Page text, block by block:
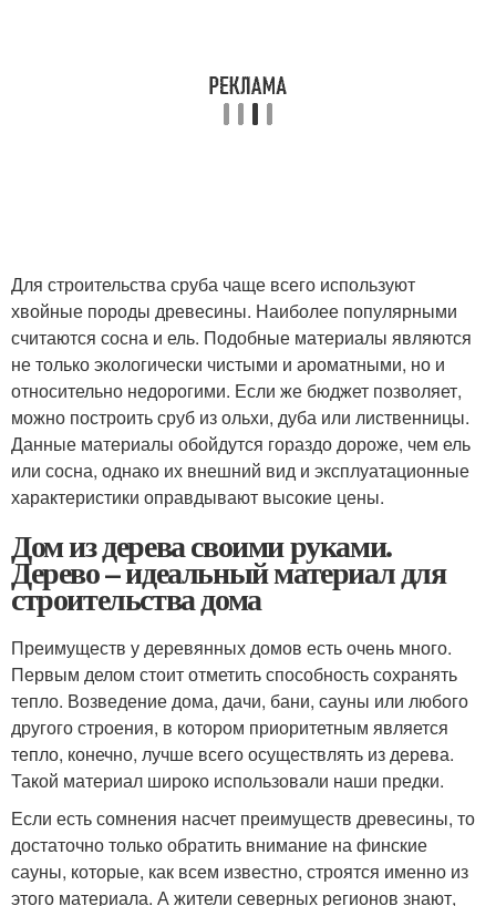
Для строительства сруба чаще всего используют
хвойные породы древесины. Наиболее популярными
считаются сосна и ель. Подобные материалы являются
не только экологически чистыми и ароматными, но и
относительно недорогими. Если же бюджет позволяет,
можно построить сруб из ольхи, дуба или лиственницы.
Данные материалы обойдутся гораздо дороже, чем ель
или сосна, однако их внешний вид и эксплуатационные
характеристики оправдывают высокие цены.
Дом из дерева своими руками.
Дерево – идеальный материал для
строительства дома
Преимуществ у деревянных домов есть очень много.
Первым делом стоит отметить способность сохранять
тепло. Возведение дома, дачи, бани, сауны или любого
другого строения, в котором приоритетным является
тепло, конечно, лучше всего осуществлять из дерева.
Такой материал широко использовали наши предки.
Если есть сомнения насчет преимуществ древесины, то
достаточно только обратить внимание на финские
сауны, которые, как всем известно, строятся именно из
этого материала. А жители северных регионов знают,